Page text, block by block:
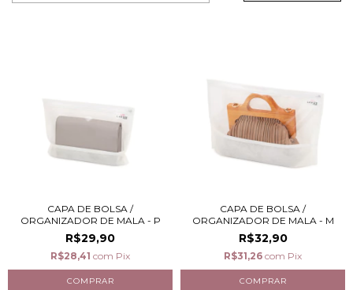
CAPA DE BOLSA /
ORGANIZADOR DE MALA - P
R$29,90
R$28,41 com Pix
CAPA DE BOLSA /
ORGANIZADOR DE MALA - M
R$32,90
R$31,26 com Pix